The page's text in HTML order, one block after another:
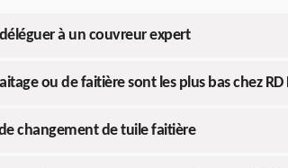
à un couvreur expert
ou de faitière sont les plus bas chez RD
changement de tuile faitière